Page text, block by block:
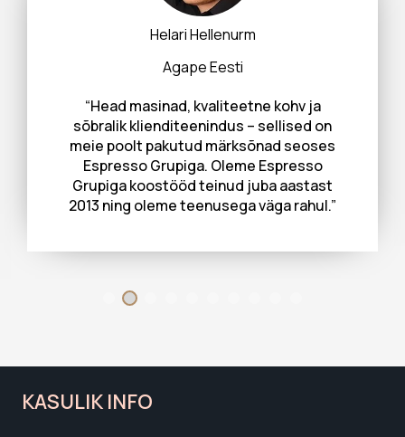
Helari Hellenurm
Agape Eesti
“Head masinad, kvaliteetne kohv ja
sõbralik klienditeenindus – sellised on
meie poolt pakutud märksõnad seoses
Espresso Grupiga. Oleme Espresso
Grupiga koostööd teinud juba aastast
2013 ning oleme teenusega väga rahul.”
KASULIK INFO